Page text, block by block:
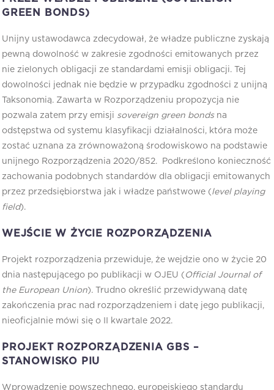
GREEN BONDS)
Unijny ustawodawca zdecydował, że władze publiczne zyskają
pewną dowolność w zakresie zgodności emitowanych przez
nie zielonych obligacji ze standardami emisji obligacji. Tej
dowolności jednak nie będzie w przypadku zgodności z unijną
Taksonomią. Zawarta w Rozporządzeniu propozycja nie
pozwala zatem przy emisji sovereign green bondsna
odstępstwa od systemu klasyfikacji działalności, która może
zostać uznana za zrównoważoną środowiskowo na podstawie
unijnego Rozporządzenia 2020/852. Podkreślono konieczność
zachowania podobnych standardów dla obligacji emitowanych
przez przedsiębiorstwa jak i władze państwowe (level playing
field).
WEJŚCIE W ŻYCIE ROZPORZĄDZENIA
Projekt rozporządzenia przewiduje, że wejdzie ono w życie 20
dnia następującego po publikacji w OJEU ( Official Journal of
the European Union). Trudno określić przewidywaną datę
zakończenia prac nad rozporządzeniem i datę jego publikacji,
nieoficjalnie mówi się o II kwartale 2022.
PROJEKT ROZPORZĄDZENIA GBS –
STANOWISKO PIU
Wprowadzenie powszechnego, europejskiego standardu